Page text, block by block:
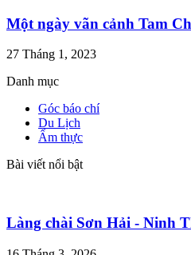
Một ngày vãn cảnh Tam
27 Tháng 1, 2023
Danh mục
Góc báo chí
Du Lịch
Ẩm thực
Bài viết nổi bật
Làng chài Sơn Hải - Ninh